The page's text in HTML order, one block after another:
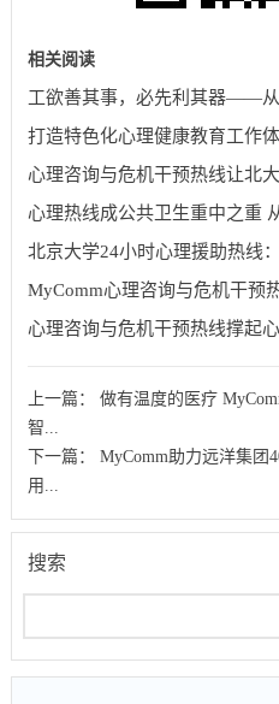
相关阅读
心理咨询与危机干预热线让北
北京大学24小时心理援助热线
MyComm心理咨询与危机干预
心理咨询与危机干预热线撑起
上一篇： 做有温度的医疗
智...
下一篇： MyComm助力远洋集团
用...
搜索